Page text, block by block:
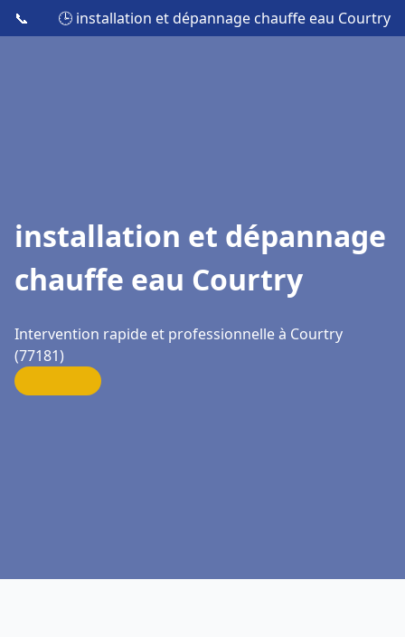
📞 🕒 installation et dépannage chauffe eau Courtry
installation et dépannage
chauffe eau Courtry
Intervention rapide et professionnelle à Courtry
(77181)